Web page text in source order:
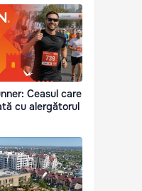
Ceasul care
cu alergătorul